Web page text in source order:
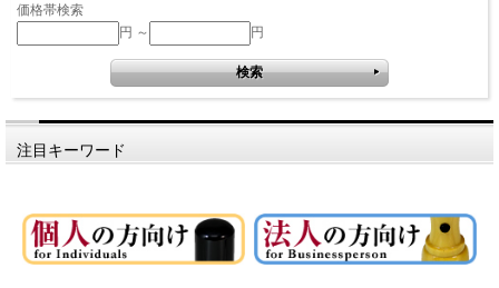
価格帯検索
円 ～
円
注目キーワード